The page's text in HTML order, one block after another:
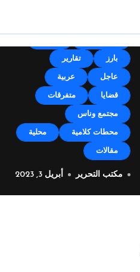
بارز تقارير
عاجل عربية
قضايا متفرقات
مجتمع وناس
محطات كلامية محلية
مقالات
خطوة فريدة من بلدية
زوق مكايل بوجه اصحاب
مكتب التحرير أبريل 3, 2023